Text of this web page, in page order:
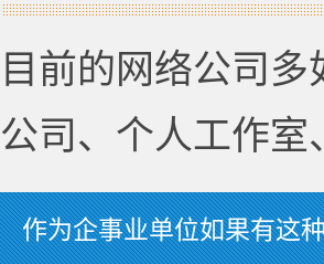
目前的网络公司
公司、个人工作室
作为企事业单位如果有这